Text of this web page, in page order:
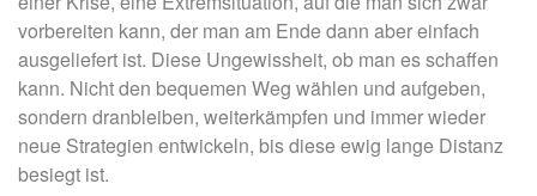
vorbereiten kann, der man am Ende dann aber einfach
ausgeliefert ist. Diese Ungewissheit, ob man es schaffen
kann. Nicht den bequemen Weg wählen und aufgeben,
sondern dranbleiben, weiterkämpfen und immer wieder
neue Strategien entwickeln, bis diese ewig lange Distanz
besiegt ist.